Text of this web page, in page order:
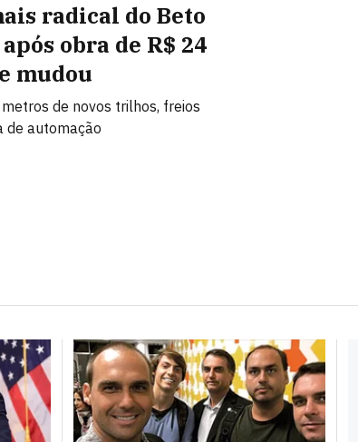
radical do Beto
obra de R$ 24
mudou
de novos trilhos, freios
de automação